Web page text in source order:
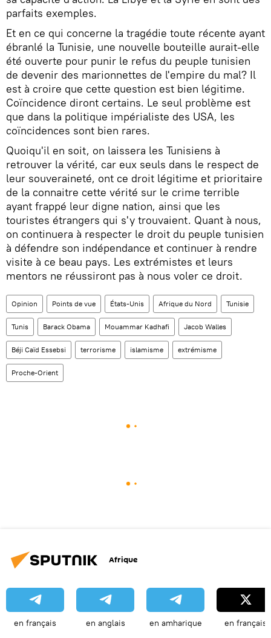
parfaits exemples.
Et en ce qui concerne la tragédie toute récente ayant
ébranlé la Tunisie, une nouvelle bouteille aurait-elle
été ouverte pour punir le refus du peuple tunisien
de devenir des marionnettes de l'empire du mal? Il
est à croire que cette question est bien légitime.
Coïncidence diront certains. Le seul problème est
que dans la politique impérialiste des USA, les
coïncidences sont bien rares.
Quoiqu'il en soit, on laissera les Tunisiens à
retrouver la vérité, car eux seuls dans le respect de
leur souveraineté, ont ce droit légitime et prioritaire
de la connaitre cette vérité sur le crime terrible
ayant frappé leur digne nation, ainsi que les
touristes étrangers qui s'y trouvaient. Quant à nous,
on continuera à respecter le droit du peuple tunisien
à défendre son indépendance et continuer à rendre
visite à ce beau pays. Les extrémistes et leurs
mentors ne réussiront pas à nous voler ce droit.
Opinion Points de vue États-Unis Afrique du Nord Tunisie
Tunis Barack Obama Mouammar Kadhafi Jacob Walles
Béji Caïd Essebsi terrorisme islamisme extrémisme
Proche-Orient
Afrique
en français en anglais en amharique en français